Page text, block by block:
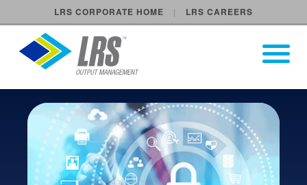
LRS CORPORATE HOME LRS CAREERS
LRS Output Management
Main Navigation
Open